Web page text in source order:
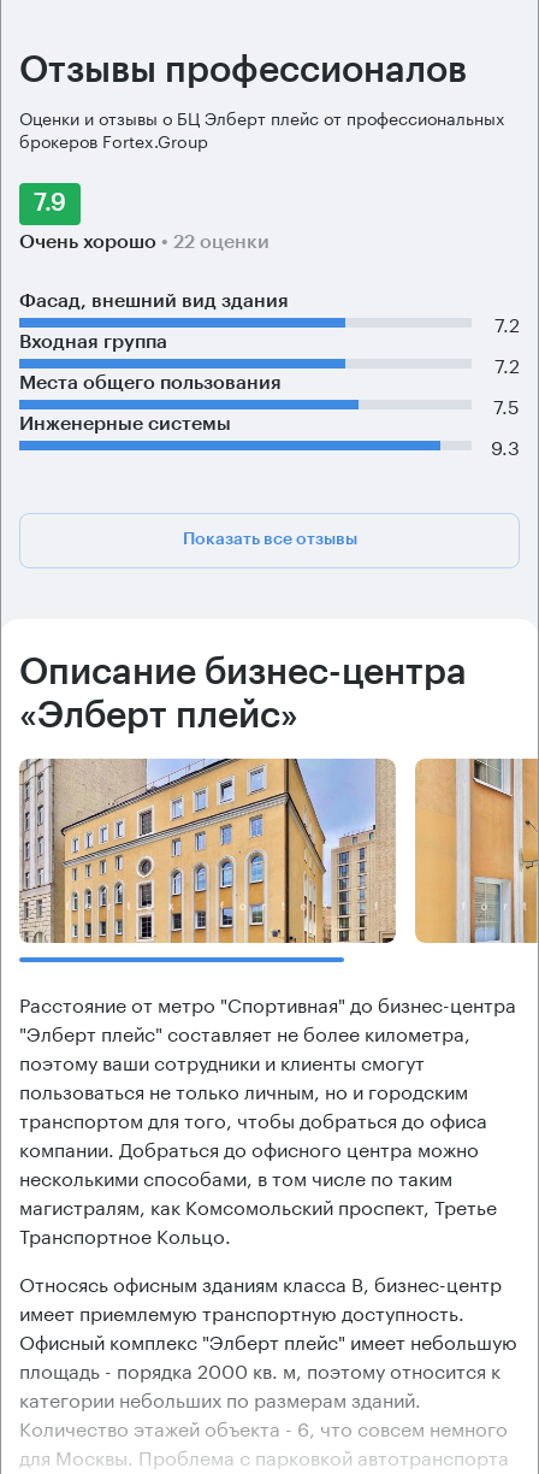
Отзывы профессионалов
Оценки и отзывы о БЦ Элберт плейс от профессиональных
брокеров Fortex.Group
7.9
Очень хорошо • 22 оценки
Фасад, внешний вид здания
7.2
Входная группа
7.2
Места общего пользования
7.5
Инженерные системы
9.3
Показать все отзывы
Описание бизнес-центра
«Элберт плейс»
Расстояние от метро "Спортивная" до бизнес-центра
"Элберт плейс" составляет не более километра,
поэтому ваши сотрудники и клиенты смогут
пользоваться не только личным, но и городским
транспортом для того, чтобы добраться до офиса
компании. Добраться до офисного центра можно
несколькими способами, в том числе по таким
магистралям, как Комсомольский проспект, Третье
Транспортное Кольцо.
Относясь офисным зданиям класса В, бизнес-центр
имеет приемлемую транспортную доступность.
Офисный комплекс "Элберт плейс" имеет небольшую
площадь - порядка 2000 кв. м, поэтому относится к
категории небольших по размерам зданий.
Количество этажей объекта - 6, что совсем немного
для Москвы. Проблема с парковкой автотранспорта